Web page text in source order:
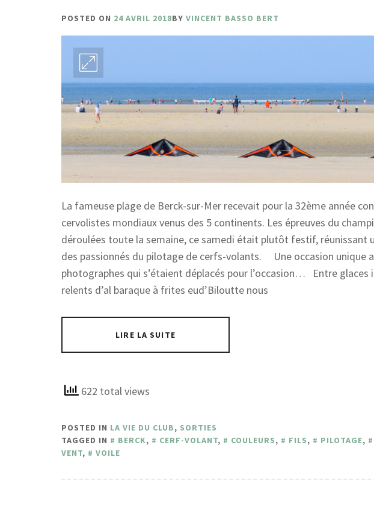
POSTED ON 24 AVRIL 2018BY VINCENT BASSO BERT
La fameuse plage de Berck-sur-Mer recevait pour la 32ème année
cervolistes mondiaux venus des 5 continents. Les épreuves du
déroulées toute la semaine, ce samedi était plutôt festif, réunissant
des passionnés du pilotage de cerfs-volants. Une occasion unique
photographes qui s’étaient déplacés pour l’occasion… Entre glaces
relents d’al baraque à frites eud’Biloutte nous
LIRE LA SUITE
622 total views
POSTED IN LA VIE DU CLUB, SORTIES
TAGGED IN
BERCK, CERF-VOLANT, COULEURS, FILS, PILOTAGE,
VENT, VOILE